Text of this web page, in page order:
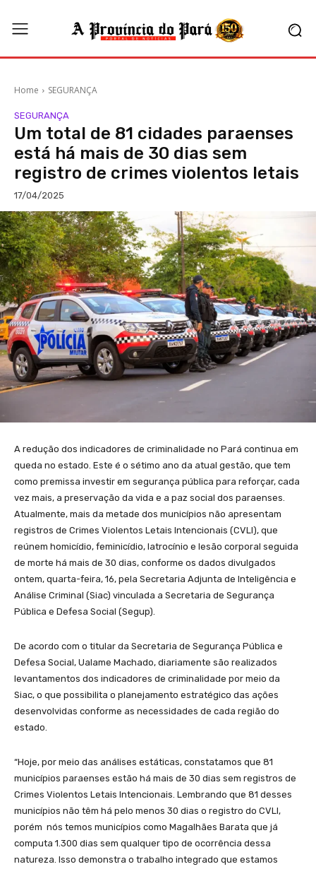
Home SEGURANÇA
SEGURANÇA
Um total de 81 cidades paraenses
está há mais de 30 dias sem
registro de crimes violentos letais
17/04/2025
A redução dos indicadores de criminalidade no Pará continua em
queda no estado. Este é o sétimo ano da atual gestão, que tem
como premissa investir em segurança pública para reforçar, cada
vez mais, a preservação da vida e a paz social dos paraenses.
Atualmente, mais da metade dos municípios não apresentam
registros de Crimes Violentos Letais Intencionais (CVLI), que
reúnem homicídio, feminicídio, latrocínio e lesão corporal seguida
de morte há mais de 30 dias, conforme os dados divulgados
ontem, quarta-feira, 16, pela Secretaria Adjunta de Inteligência e
Análise Criminal (Siac) vinculada a Secretaria de Segurança
Pública e Defesa Social (Segup).
De acordo com o titular da Secretaria de Segurança Pública e
Defesa Social, Ualame Machado, diariamente são realizados
levantamentos dos indicadores de criminalidade por meio da
Siac, o que possibilita o planejamento estratégico das ações
desenvolvidas conforme as necessidades de cada região do
estado.
“Hoje, por meio das análises estáticas, constatamos que 81
municípios paraenses estão há mais de 30 dias sem registros de
Crimes Violentos Letais Intencionais. Lembrando que 81 desses
municípios não têm há pelo menos 30 dias o registro do CVLI,
porém nós temos municípios como Magalhães Barata que já
computa 1.300 dias sem qualquer tipo de ocorrência dessa
natureza. Isso demonstra o trabalho integrado que estamos